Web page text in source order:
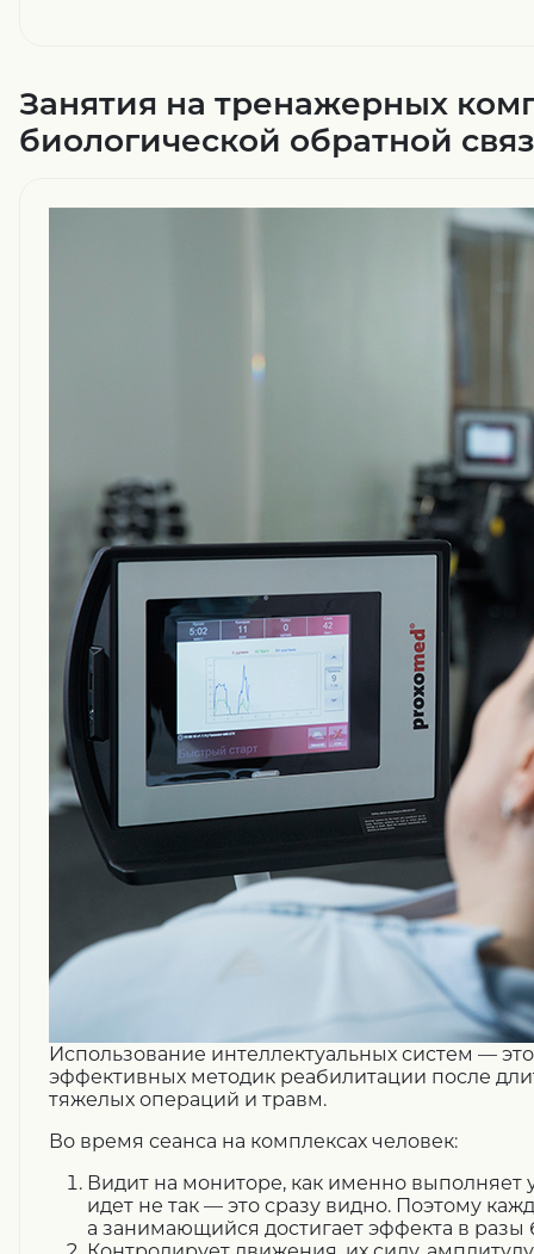
Занятия на тренажерных
биологической обратной
Использование интеллектуальных систем —
эффективных методик реабилитации после
тяжелых операций и травм.
Во время сеанса на комплексах человек:
Видит на мониторе, как именно выполняет
идет не так — это сразу видно. Поэтому
а занимающийся достигает эффекта в разы